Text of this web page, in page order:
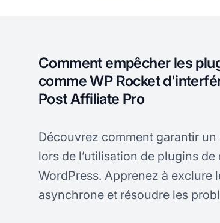
Comment empêcher les
comme WP Rocket
Post Affiliate Pro
Découvrez comment garantir
lors de l’utilisation de plugins
WordPress. Apprenez à exclure
asynchrone et résoudre les